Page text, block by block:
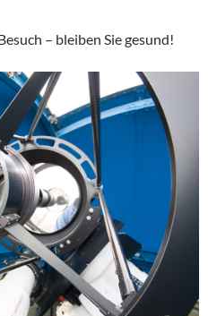
– bleiben Sie gesund!